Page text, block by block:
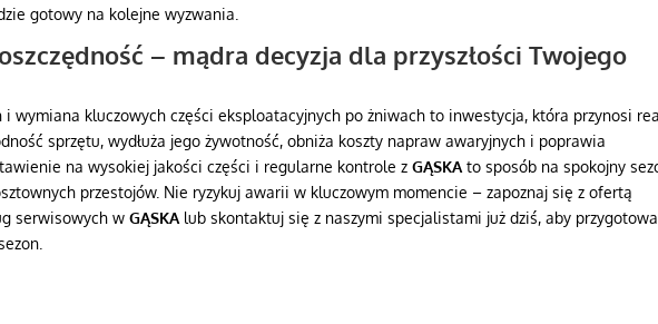
gotowy na kolejne wyzwania.
– mądra decyzja dla przyszłości Twojego
i wymiana kluczowych części eksploatacyjnych po żniwach to inwestycja, która przynosi
sprzętu, wydłuża jego żywotność, obniża koszty napraw awaryjnych i poprawia
na wysokiej jakości części i regularne kontrole zGĄSKAto sposób na spokojny
przestojów. Nie ryzykuj awarii w kluczowym momencie – zapoznaj się z ofertą
serwisowych wGĄSKAlub skontaktuj się z naszymi specjalistami już dziś, aby